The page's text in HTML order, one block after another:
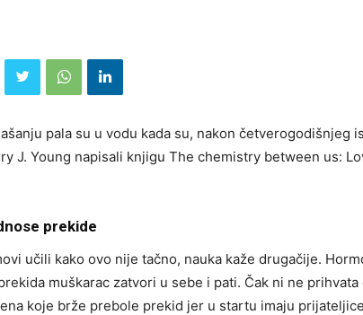
pala su u vodu kada su, nakon četverogodišnjeg
J. Young napisali knjigu The chemistry between us:
prekide
učili kako ovo nije tačno, nauka kaže drugačije.
muškarac zatvori u sebe i pati. Čak ni ne
koje brže prebole prekid jer u startu imaju